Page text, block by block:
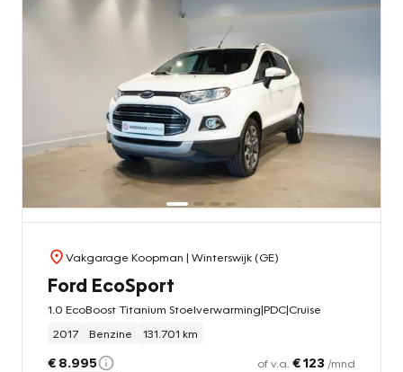
Vakgarage Koopman | Winterswijk (GE)
Ford EcoSport
1.0 EcoBoost Titanium Stoelverwarming|PDC|Cruise
2017
Benzine 131.701 km
€ 8.995 of v.a. € 123 /mnd